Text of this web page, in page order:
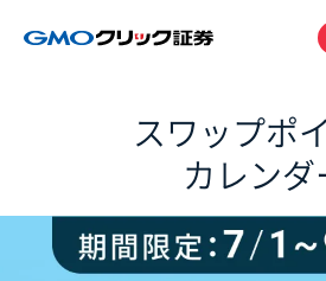
スワップポ
カレンダ